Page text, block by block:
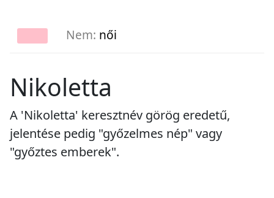
Nem: női
Nikoletta
A 'Nikoletta' keresztnév görög eredetű,
jelentése pedig "győzelmes nép" vagy
"győztes emberek".